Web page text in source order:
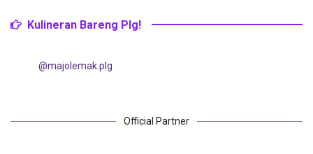
Kulineran Bareng Plg!
@majolemak.plg
Official Partner